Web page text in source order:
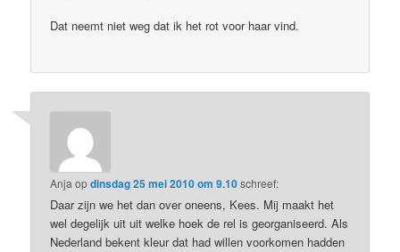
Dat neemt niet weg dat ik het rot voor haar vind.
Anja opdinsdag 25 mei 2010 om 9.10schreef:
Daar zijn we het dan over oneens, Kees. Mij maakt het
wel degelijk uit uit welke hoek de rel is georganiseerd. Als
Nederland bekent kleur dat had willen voorkomen hadden